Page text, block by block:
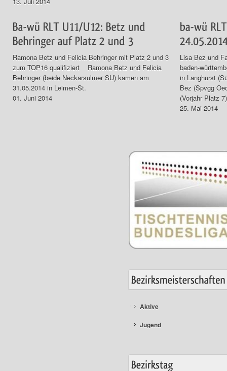
Ramona Betz und Felicia Behringer mit Platz 2 und 3
zum TOP16 qualifiziert Ramona Betz und Felicia
Behringer (beide Neckarsulmer SU) kamen am
31.05.2014 in Leimen-St.
01. Juni 2014
Lisa Bez und
baden-
in Langhurst
Bez (Spvgg
(Vorjahr Platz
25. Mai 2014
Aktive
Jugend